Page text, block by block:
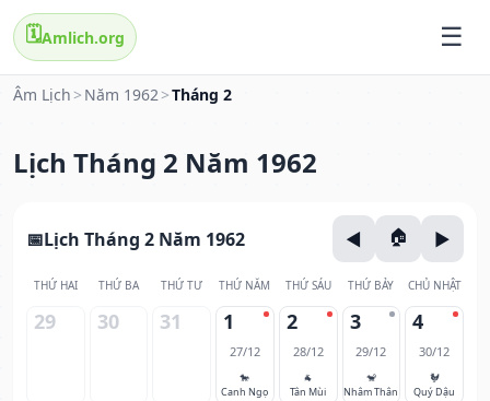
🗓️Amlich.org
Âm Lịch > Năm 1962>Tháng 2
Lịch Tháng 2 Năm 1962
Lịch Tháng 2 Năm 1962
THỨ HAI THỨ BA THỨ TƯ THỨ NĂM THỨ SÁU THỨ BẢY CHỦ NHẬT
29 30 31 1
27/12
🐎
Canh Ngọ
2
28/12
🐐
Tân Mùi
3
29/12
🐒
Nhâm Thân
4
30/12
🐓
Quý Dậu